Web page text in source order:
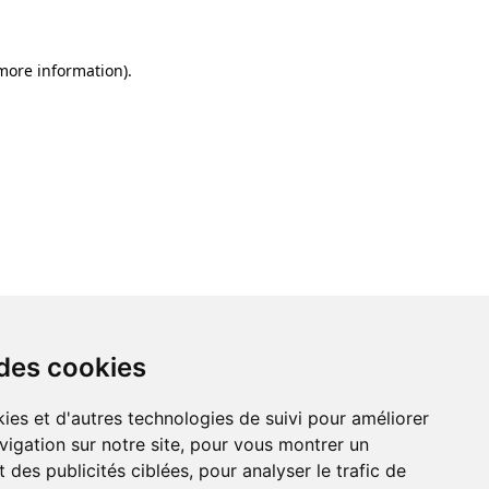
cookies
et d'autres technologies de suivi pour améliorer
sur notre site, pour vous montrer un
des publicités ciblées, pour analyser le trafic de
information).